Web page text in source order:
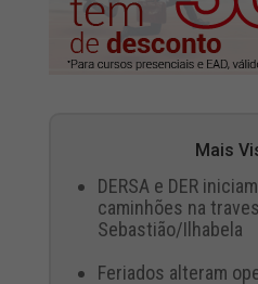
Mais
DERSA e DER
caminhões na
Sebastião/Ilhabela
Feriados alteram